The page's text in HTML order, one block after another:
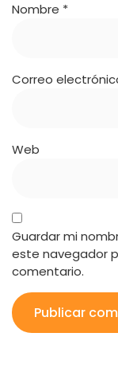
Nombre *
Correo
Web
Guardar mi
este navegador
comentario.